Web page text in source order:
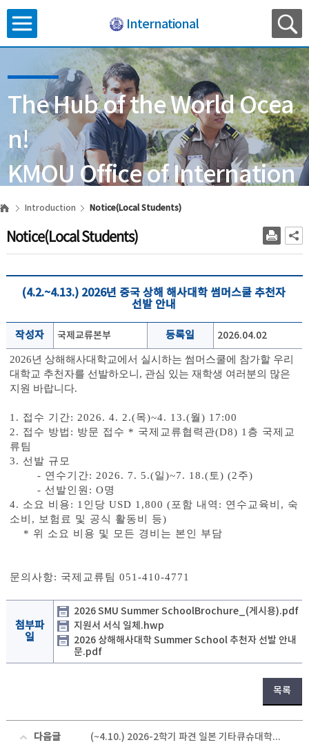
International
The Hub of the World Ocea
n!
KMOU Office of Internation
al Affairs
Introduction Notice(Local Students)
Notice(Local Students)
(4.2.~4.13.) 2026년 중국 상해 해사대학 썸머스쿨 추천자
선발 안내
작성자 국제교류본부 등록일 2026.04.02
2026년 상해해사대학교에서 실시하는 썸머스쿨에 참가할 우리
대학교 추천자를 선발하오니, 관심 있는 재학생 여러분의 많은
지원 바랍니다.
1. 접수 기간: 2026. 4. 2.(목)~4. 13.(월) 17:00
2. 접수 방법: 방문 접수 * 국제교류협력관(D8) 1층 국제교
류팀
3. 선발 규모
- 연수기간: 2026. 7. 5.(일)~7. 18.(토) (2주)
- 선발인원: O명
4. 소요 비용: 1인당 USD 1,800 (포함 내역: 연수교육비, 숙
소비, 보험료 및 공식 활동비 등)
* 위 소요 비용 및 모든 경비는 본인 부담
문의사항: 국제교류팀 051-410-4771
첨부파
일
2026 SMU Summer SchoolBrochure_(게시용).pdf
지원서 서식 일체.hwp
2026 상해해사대학 Summer School 추천자 선발 안내
문.pdf
목록
다음글 (~4.10.) 2026-2학기 파견 일본 기타큐슈대학교 교환학생 선발 안내